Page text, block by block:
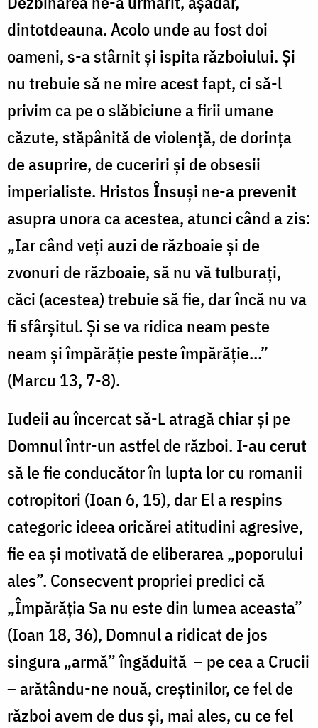
dintotdeauna. Acolo unde au fost doi
oameni, s-a stârnit și ispita războiului. Și
nu trebuie să ne mire acest fapt, ci să-l
privim ca pe o slăbiciune a firii umane
căzute, stăpânită de violență, de dorința
de asuprire, de cuceriri și de obsesii
imperialiste. Hristos Însuși ne-a prevenit
asupra unora ca acestea, atunci când a zis:
„Iar când veți auzi de războaie și de
zvonuri de războaie, să nu vă tulburați,
căci (acestea) trebuie să fie, dar încă nu va
fi sfârșitul. Și se va ridica neam peste
neam și împărăție peste împărăție…”
(Marcu 13, 7-8).
Iudeii au încercat să-L atragă chiar și pe
Domnul într-un astfel de război. I-au cerut
să le fie conducător în lupta lor cu romanii
cotropitori (Ioan 6, 15), dar El a respins
categoric ideea oricărei atitudini agresive,
fie ea și motivată de eliberarea „poporului
ales”. Consecvent propriei predici că
„Împărăția Sa nu este din lumea aceasta”
(Ioan 18, 36), Domnul a ridicat de jos
singura „armă” îngăduită – pe cea a Crucii
– arătându-ne nouă, creștinilor, ce fel de
război avem de dus și, mai ales, cu ce fel